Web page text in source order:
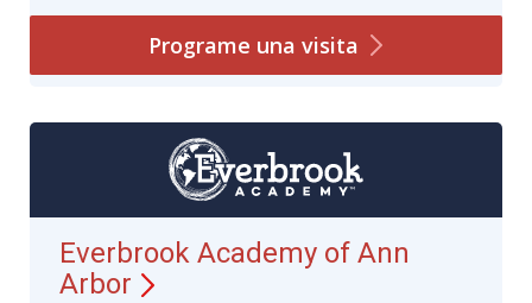
Programe una visita
Everbrook Academy of Ann
Arbor